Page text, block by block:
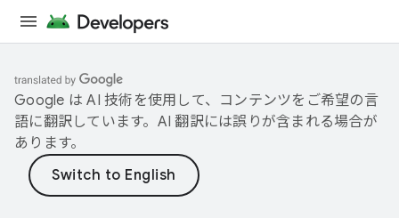
Google は AI 技術を使用して、コンテンツをご希望の言
語に翻訳しています。AI 翻訳には誤りが含まれる場合が
あります。